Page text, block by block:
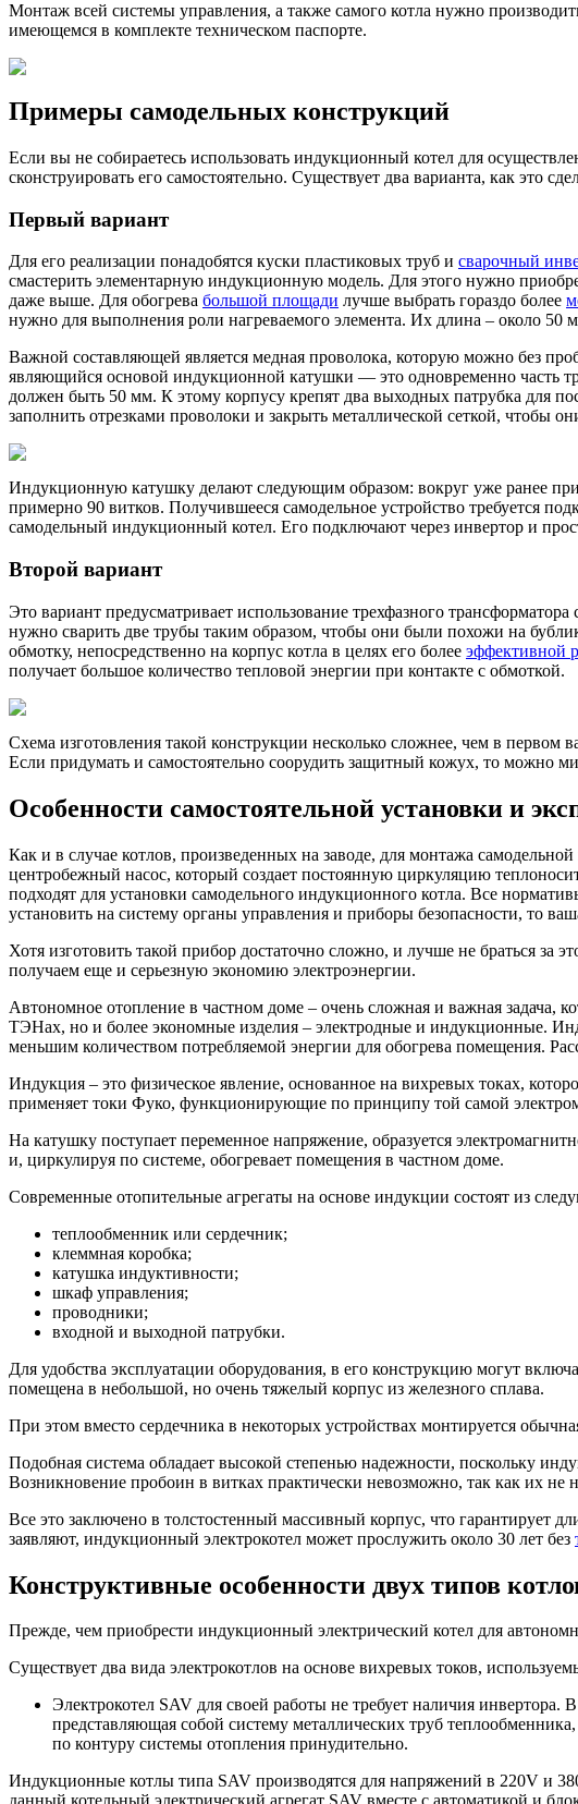
Монтаж всей системы управления, а также самого котла нужно
имеющемся в комплекте техническом паспорте.
Примеры самодельных конструкций
Если вы не собираетесь использовать индукционный котел для
сконструировать его самостоятельно. Существует два варианта, как это
Первый вариант
Для его реализации понадобятся куски пластиковых труб и сварочный
смастерить элементарную индукционную модель. Для этого нужно
даже выше. Для обогрева большой площади лучше выбрать гораздо более
нужно для выполнения роли нагреваемого элемента. Их длина – около 50
Важной составляющей является медная проволока, которую можно без
являющийся основой индукционной катушки — это одновременно часть
должен быть 50 мм. К этому корпусу крепят два выходных патрубка для
заполнить отрезками проволоки и закрыть металлической сеткой, чтобы
Индукционную катушку делают следующим образом: вокруг уже ранее
примерно 90 витков. Получившееся самодельное устройство требуется
самодельный индукционный котел. Его подключают через инвертор и
Второй вариант
Это вариант предусматривает использование трехфазного
нужно сварить две трубы таким образом, чтобы они были похожи на
обмотку, непосредственно на корпус котла в целях его более эффективной
получает большое количество тепловой энергии при контакте с обмоткой.
Схема изготовления такой конструкции несколько сложнее, чем в первом
Если придумать и самостоятельно соорудить защитный кожух, то можно
Особенности самостоятельной установки и
Как и в случае котлов, произведенных на заводе, для монтажа
центробежный насос, который создает постоянную циркуляцию
подходят для установки самодельного индукционного котла. Все
установить на систему органы управления и приборы безопасности, то
Хотя изготовить такой прибор достаточно сложно, и лучше не браться за
получаем еще и серьезную экономию электроэнергии.
Автономное отопление в частном доме – очень сложная и важная задача,
ТЭНах, но и более экономные изделия – электродные и индукционные.
меньшим количеством потребляемой энергии для обогрева помещения.
Индукция – это физическое явление, основанное на вихревых токах,
применяет токи Фуко, функционирующие по принципу той самой
На катушку поступает переменное напряжение, образуется
и, циркулируя по системе, обогревает помещения в частном доме.
Современные отопительные агрегаты на основе индукции состоят из
теплообменник или сердечник;
клеммная коробка;
катушка индуктивности;
шкаф управления;
проводники;
входной и выходной патрубки.
Для удобства эксплуатации оборудования, в его конструкцию могут
помещена в небольшой, но очень тяжелый корпус из железного сплава.
При этом вместо сердечника в некоторых устройствах монтируется
Подобная система обладает высокой степенью надежности, поскольку
Возникновение пробоин в витках практически невозможно, так как их
Все это заключено в толстостенный массивный корпус, что гарантирует
заявляют, индукционный электрокотел может прослужить около 30 лет без
Конструктивные особенности двух типов
Прежде, чем приобрести индукционный электрический котел для
Существует два вида электрокотлов на основе вихревых токов,
Электрокотел SAV для своей работы не требует наличия инвертора.
представляющая собой систему металлических труб
по контуру системы отопления принудительно.
Индукционные котлы типа SAV производятся для напряжений в 220V и